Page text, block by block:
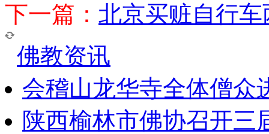
下一篇： 北京买赃自行
佛教资讯
会稽山龙华寺全体僧众
陕西榆林市佛协召开三